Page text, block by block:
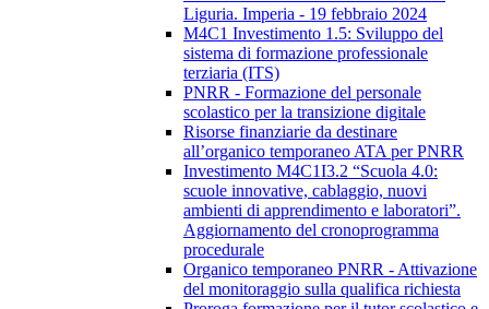
Liguria. Imperia - 19 febbraio 2024
M4C1 Investimento 1.5: Sviluppo del
sistema di formazione professionale
terziaria (ITS)
PNRR - Formazione del personale
scolastico per la transizione digitale
Risorse finanziarie da destinare
all’organico temporaneo ATA per PNRR
Investimento M4C1I3.2 “Scuola 4.0:
scuole innovative, cablaggio, nuovi
ambienti di apprendimento e laboratori”.
Aggiornamento del cronoprogramma
procedurale
Organico temporaneo PNRR - Attivazione
del monitoraggio sulla qualifica richiesta